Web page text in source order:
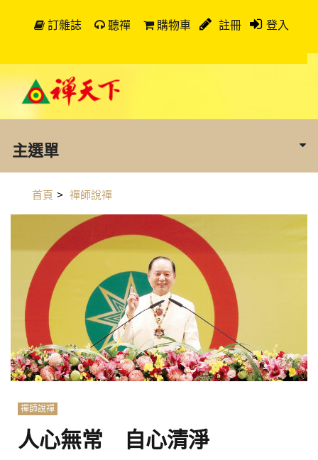
訂雜誌 聽禪 購物車 註冊 登入
主選單
首頁 > 禪師說禪
禪師說禪
人心無常 自心清淨